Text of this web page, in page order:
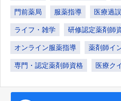
門前薬局 服薬指導 医療過
ライフ・雑学 研修認定薬剤師
オンライン服薬指導 薬剤師イ
専門・認定薬剤師資格 医療ク